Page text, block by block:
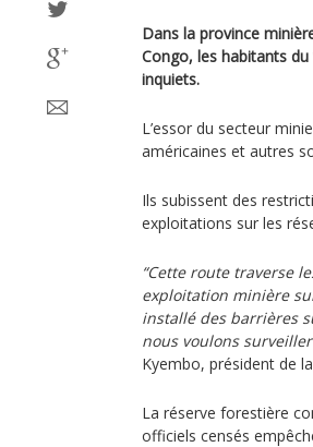
Dans la province
Congo, les habitants
inquiets.
L’essor du secteur
américaines et autres
Ils subissent des
exploitations sur les
“Cette route traverse
exploitation minière
installé des barrières
nous voulons
Kyembo, président de
La réserve forestière
officiels censés